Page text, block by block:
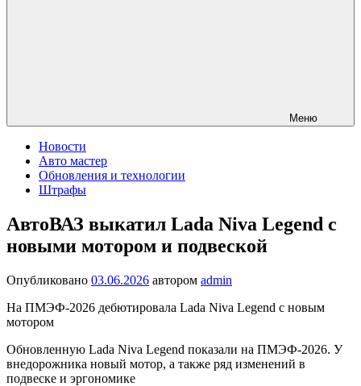
Меню
Новости
Авто мастер
Обновления и технологии
Штрафы
АвтоВАЗ выкатил Lada Niva Legend с
новыми мотором и подвеской
Опубликовано 03.06.2026 автором admin
На ПМЭФ-2026 дебютировала Lada Niva Legend с новым
мотором
Обновленную Lada Niva Legend показали на ПМЭФ-2026. У
внедорожника новый мотор, а также ряд изменений в
подвеске и эргономике